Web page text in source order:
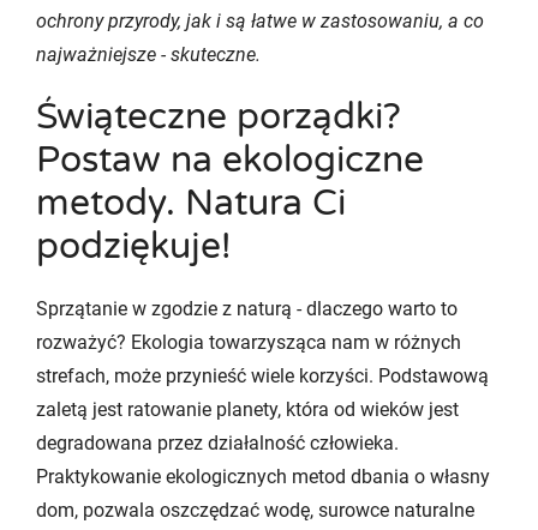
ochrony przyrody, jak i są łatwe w zastosowaniu, a co
najważniejsze - skuteczne.
Świąteczne porządki?
Postaw na ekologiczne
metody. Natura Ci
podziękuje!
Sprzątanie w zgodzie z naturą - dlaczego warto to
rozważyć? Ekologia towarzysząca nam w różnych
strefach, może przynieść wiele korzyści. Podstawową
zaletą jest ratowanie planety, która od wieków jest
degradowana przez działalność człowieka.
Praktykowanie ekologicznych metod dbania o własny
dom, pozwala oszczędzać wodę, surowce naturalne